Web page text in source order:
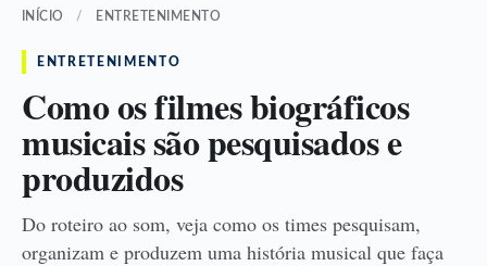
INÍCIO / ENTRETENIMENTO
ENTRETENIMENTO
Como os filmes biográficos
musicais são pesquisados e
produzidos
Do roteiro ao som, veja como os times pesquisam,
organizam e produzem uma história musical que faça